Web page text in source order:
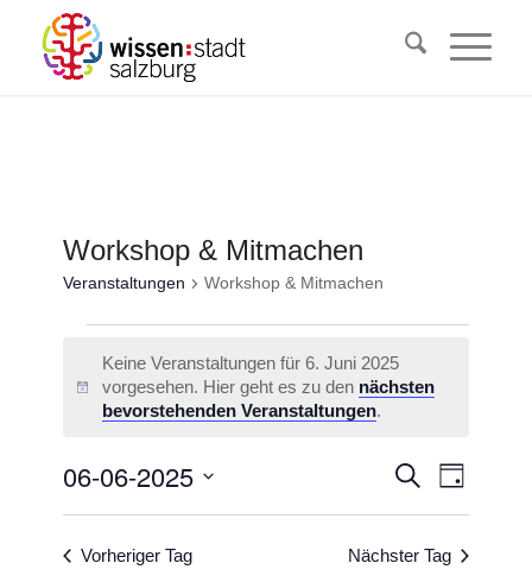
Workshop & Mitmachen
Veranstaltungen Workshop & Mitmachen
für
2025
Hinweis
Keine Veranstaltungen für 6. Juni 2025
vorgesehen. Hier geht es zu den nächsten
bevorstehenden Veranstaltungen.
Suche
und
Suche
Tag
06-06-2025
Vorheriger Tag Nächster Tag